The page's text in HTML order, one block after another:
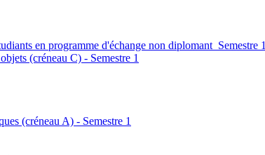
en programme d'échange non diplomant_Semestre 1
(créneau C) - Semestre 1
(créneau A) - Semestre 1